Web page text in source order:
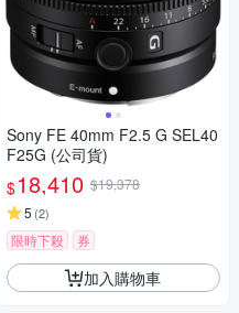
Sony FE 40mm F2.5 G SEL40
F25G (公司貨)
$18,410 $19,378
5 (2)
限時下殺 券
加入購物車